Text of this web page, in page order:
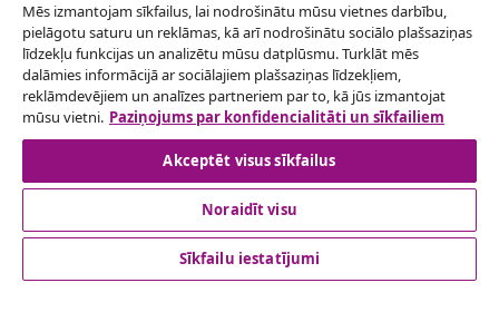
vidaXL
Apskatiet vairāk
© 2008-2026 vidaXL www.vidaxl.lv ir vidaXL Marketplace
Mēs izmantojam sīkfailus, lai nodrošinātu mūsu vietnes darbību,
pielāgotu saturu un reklāmas, kā arī nodrošinātu sociālo plašsaziņas
līdzekļu funkcijas un analizētu mūsu datplūsmu. Turklāt mēs
dalāmies informācijā ar sociālajiem plašsaziņas līdzekļiem,
reklāmdevējiem un analīzes partneriem par to, kā jūs izmantojat
mūsu vietni. Paziņojums par konfidencialitāti un sīkfailiem
Akceptēt visus sīkfailus
Noraidīt visu
Sīkfailu iestatījumi